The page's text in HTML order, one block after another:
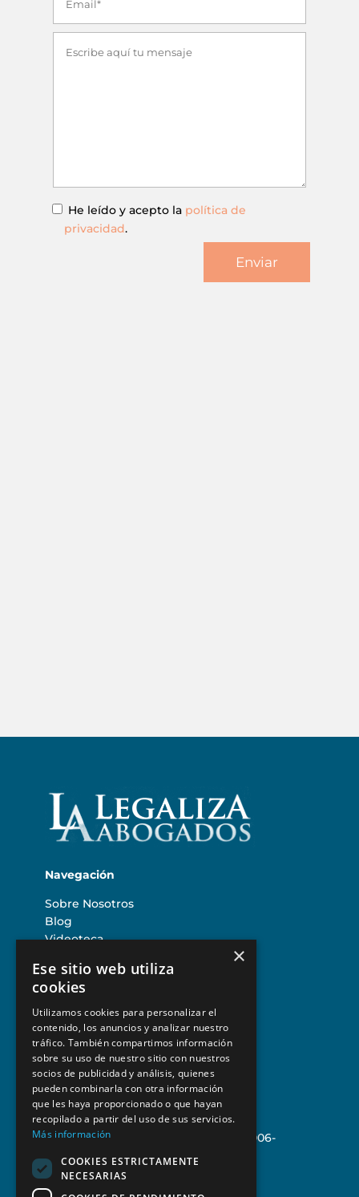
He leído y acepto la política de
privacidad.
Navegación
Sobre Nosotros
Blog
Videoteca
Áreas de práctica
Derecho Tributario
Derecho de construcción
Derecho de la Propiedad
Asesoría jurídica para empresas
Contacto
C/ General Díaz Porlier Nº 78 , 1ºA 28006-
Telf:+34 915 913 141
×
Ese sitio web utiliza
cookies
Utilizamos cookies para personalizar el
contenido, los anuncios y analizar nuestro
tráfico. También compartimos información
sobre su uso de nuestro sitio con nuestros
socios de publicidad y análisis, quienes
pueden combinarla con otra información
que les haya proporcionado o que hayan
recopilado a partir del uso de sus servicios.
Más información
COOKIES ESTRICTAMENTE
NECESARIAS